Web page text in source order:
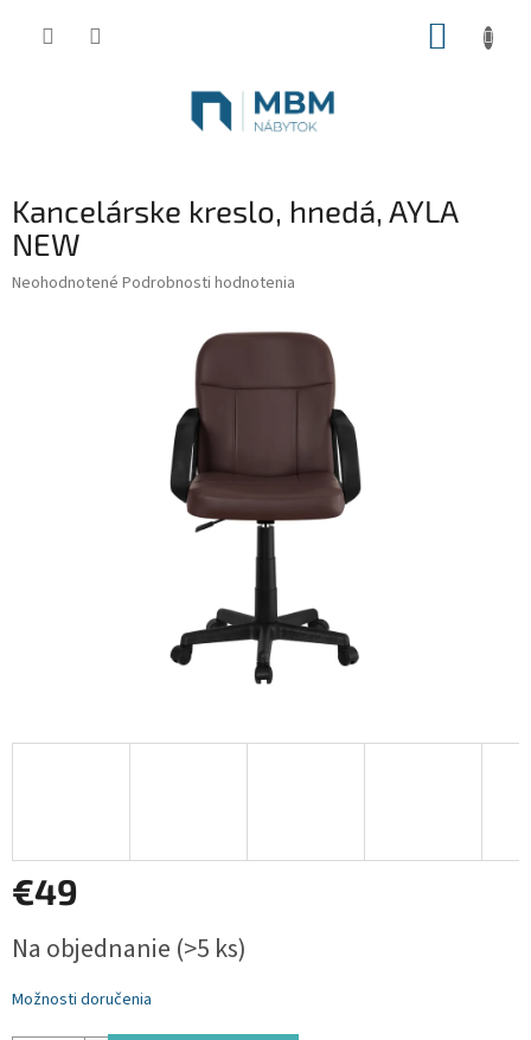
Kancelárske kreslo, hnedá, AYLA
NEW
Priemerné
Neohodnotené Podrobnosti hodnotenia
€49
cena:
Na objednanie (>5 ks)
Možnosti doručenia